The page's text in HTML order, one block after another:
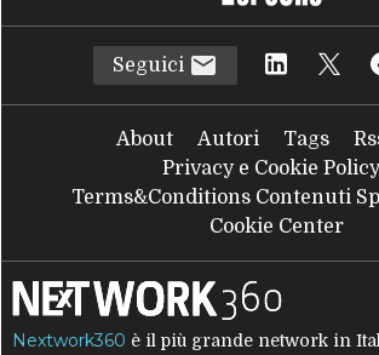
Seguici
About Autori Tags
Privacy e Cookie Policy
Terms&Conditions Contenuti
Cookie Center
Nextwork360 è il più grande network in